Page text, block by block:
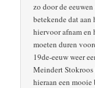
zo door de
betekende dat aan
hiervoor afnam en
moeten duren
19de-eeuw weer
Meindert
hieraan een